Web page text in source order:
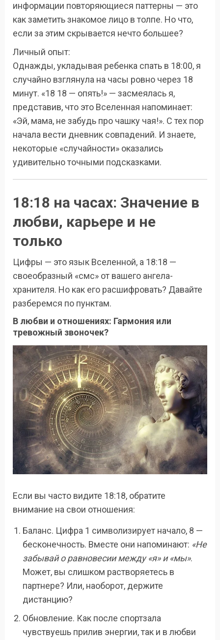
информации повторяющиеся паттерны — это
как заметить знакомое лицо в толпе. Но что,
если за этим скрывается нечто большее?
Личный опыт:
Однажды, укладывая ребенка спать в 18:00, я
случайно взглянула на часы ровно через 18
минут. «18 18 — опять!» — засмеялась я,
представив, что это Вселенная напоминает:
«Эй, мама, не забудь про чашку чая!». С тех пор
начала вести дневник совпадений. И знаете,
некоторые «случайности» оказались
удивительно точными подсказками.
18:18 на часах: Значение в
любви, карьере и не
только
Цифры — это язык Вселенной, а 18:18 —
своеобразный «смс» от вашего ангела-
хранителя. Но как его расшифровать? Давайте
разберемся по пунктам.
В любви и отношениях: Гармония или
тревожный звоночек?
Если вы часто видите 18:18, обратите
внимание на свои отношения:
Баланс. Цифра 1 символизирует начало, 8 —
бесконечность. Вместе они напоминают: «Не
забывай о равновесии между «я» и «мы».
Может, вы слишком растворяетесь в
партнере? Или, наоборот, держите
дистанцию?
Обновление. Как после спортзала
чувствуешь прилив энергии, так и в любви